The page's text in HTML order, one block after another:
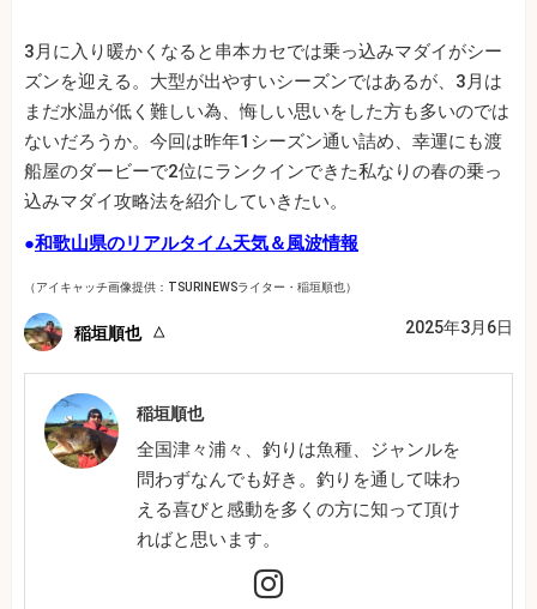
3月に入り暖かくなると串本カセでは乗っ込みマダイがシー
ズンを迎える。大型が出やすいシーズンではあるが、3月は
まだ水温が低く難しい為、悔しい思いをした方も多いのでは
ないだろうか。今回は昨年1シーズン通い詰め、幸運にも渡
船屋のダービーで2位にランクインできた私なりの春の乗っ
込みマダイ攻略法を紹介していきたい。
●和歌山県のリアルタイム天気＆風波情報
（アイキャッチ画像提供：TSURINEWSライター・稲垣順也）
稲垣順也 2025年3月6日
稲垣順也
全国津々浦々、釣りは魚種、ジャンルを
問わずなんでも好き。釣りを通して味わ
える喜びと感動を多くの方に知って頂け
ればと思います。